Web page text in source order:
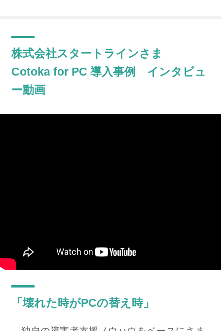
株式会社スタートラインさま
Cotoka for PC 導入事例 インタビュ
ー動画
「壊れた時がPCの替え時」